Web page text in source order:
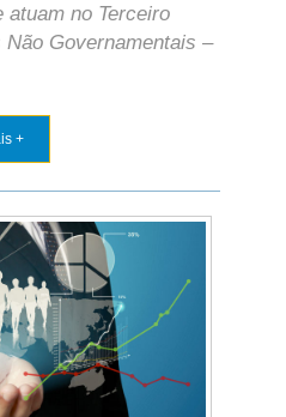
atuam no Terceiro
Governamentais –
+